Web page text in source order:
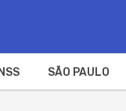
INSS SÃO PAULO